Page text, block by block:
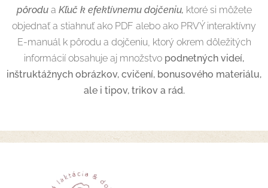
pôrodua Kľuč k efektívnemu dojčeniu, ktoré si môžete
objednať a stiahnuť ako PDF alebo ako PRVÝ interaktívny
E-manuál k pôrodu a dojčeniu, ktorý okrem dôležitých
informácií obsahuje aj množstvo podnetných videí,
inštruktážnych obrázkov, cvičení, bonusového materiálu,
ale i tipov, trikov a rád.